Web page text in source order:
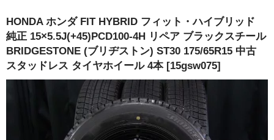
13インチ：冬タイヤホイール
14インチ：冬タイヤホイール
15インチ：冬タイヤホイール
16インチ：冬タイヤホイール
HONDA ホンダ FIT HYBRID フィット・ハイブリッド
純正 15×5.5J(+45)PCD100-4H リペア ブラックスチール
BRIDGESTONE (ブリヂストン) ST30 175/65R15 中古
スタッドレス タイヤホイール 4本 [15gsw075]